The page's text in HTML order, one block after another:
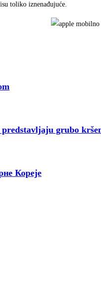
toliko iznenađujuće.
grubo
Кореје